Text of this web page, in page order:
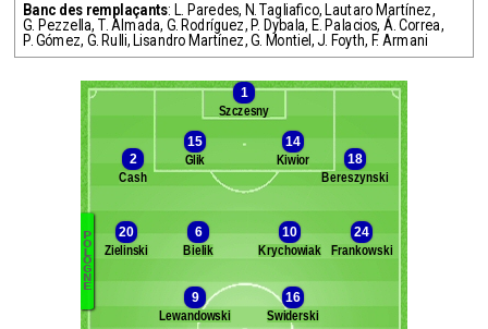
Banc des remplaçants: L. Paredes, N. Tagliafico, Lautaro Martínez,
G. Pezzella, T. Almada, G. Rodríguez, P. Dybala, E. Palacios, Á. Correa,
P. Gómez, G. Rulli, Lisandro Martínez,G. Montiel,J. Foyth, F. Armani